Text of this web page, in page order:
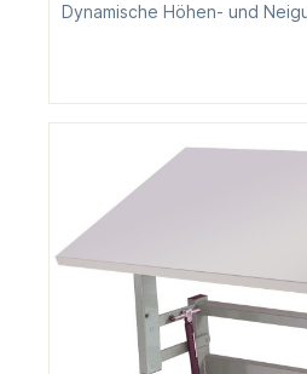
Dynamische Höhen- und